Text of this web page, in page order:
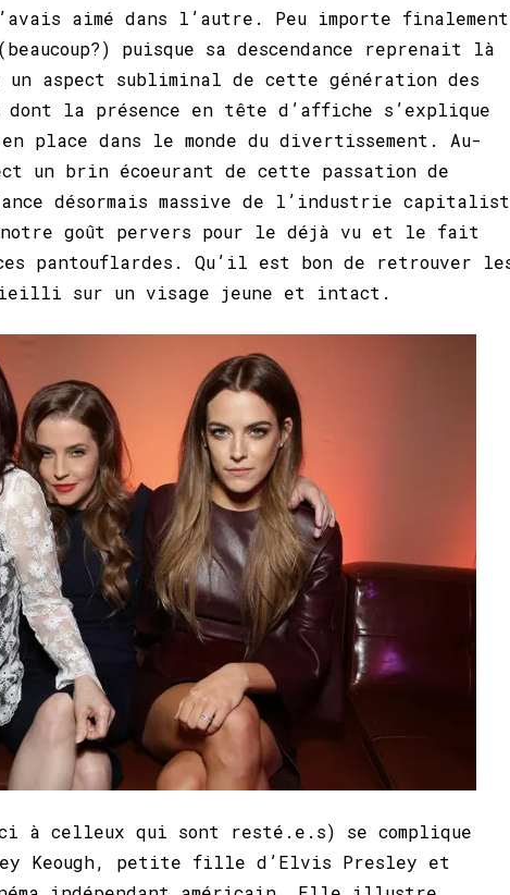
aimé dans l’autre. Peu importe finalement
puisque sa descendance reprenait là
aspect subliminal de cette génération des
dont la présence en tête d’affiche s’explique
place dans le monde du divertissement. Au-
un brin écoeurant de cette passation de
désormais massive de l’industrie
goût pervers pour le déjà vu et le fait
pantouflardes. Qu’il est bon de retrouver
sur un visage jeune et intact.
à celleux qui sont resté.e.s) se complique
Keough, petite fille d’Elvis Presley et